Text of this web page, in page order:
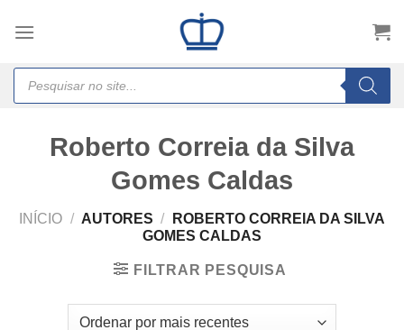
Products
search
Roberto Correia da Silva
Gomes Caldas
INÍCIO / AUTORES /
ROBERTO CORREIA DA SILVA
GOMES CALDAS
FILTRAR PESQUISA